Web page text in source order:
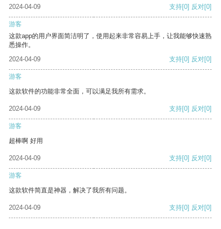
2024-04-09
支持[0] 反对[0]
游客
这款app的用户界面简洁明了，使用起来非常容易上手，让我能够快速熟
悉操作。
2024-04-09
支持[0] 反对[0]
游客
这款软件的功能非常全面，可以满足我所有需求。
2024-04-09 支持[0] 反对[0]
游客
超棒啊 好用
2024-04-09 支持[0] 反对[0]
游客
这款软件简直是神器，解决了我所有问题。
2024-04-09 支持[0] 反对[0]